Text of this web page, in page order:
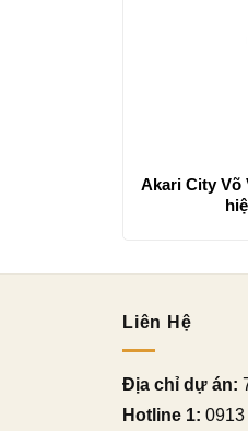
Akari City Võ
Liên Hệ
Địa chỉ dự án:
Hotline 1: 0913